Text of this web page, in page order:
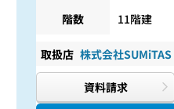
階数
11階建
取扱店 株式会社
資料請求